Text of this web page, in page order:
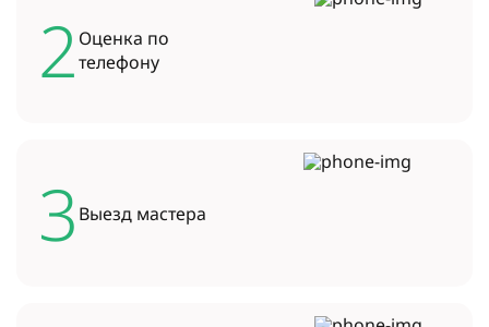
2 Оценка по
телефону
3 Выезд мастера